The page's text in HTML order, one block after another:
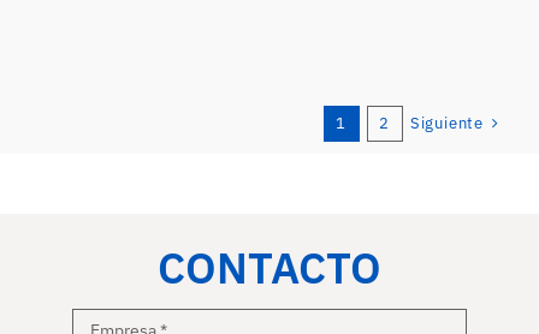
1 2 Siguiente
CONTACTO